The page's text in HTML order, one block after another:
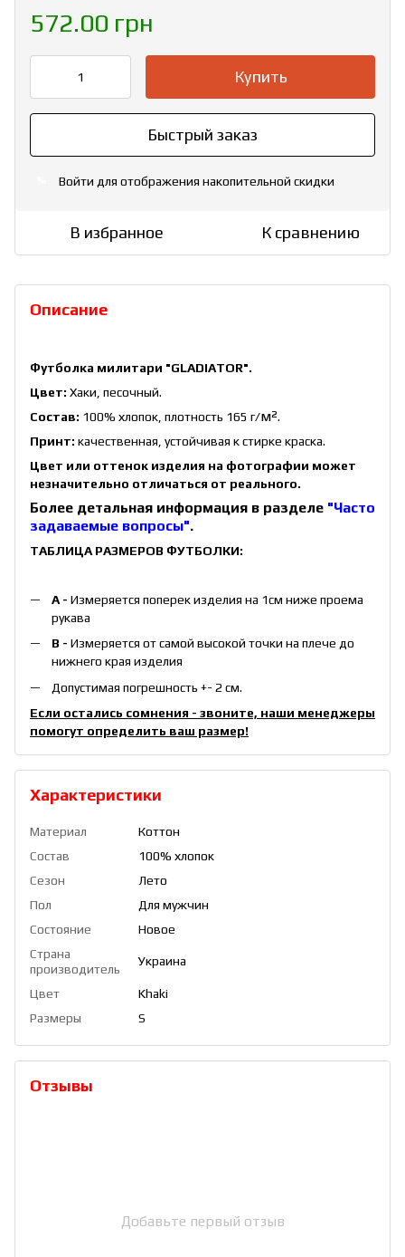
572.00 грн
Купить
Быстрый заказ
Войти для отображения накопительной скидки
В избранное К сравнению
Описание
Футболка милитари "GLADIATOR".
Цвет: Хаки, песочный.
Состав: 100% хлопок, плотность 165 г/м².
Принт: качественная, устойчивая к стирке краска.
Цвет или оттенок изделия на фотографии может
незначительно отличаться от реального.
Более детальная информация в разделе "Часто
задаваемые вопросы".
ТАБЛИЦА РАЗМЕРОВ ФУТБОЛКИ:
A - Измеряется поперек изделия на 1см ниже проема
рукава
B - Измеряется от самой высокой точки на плече до
нижнего края изделия
Допустимая погрешность +- 2 см.
Если остались сомнения - звоните, наши менеджеры
помогут определить ваш размер!
Характеристики
Материал
Коттон
Состав
100% хлопок
Сезон
Лето
Пол
Для мужчин
Состояние
Новое
Страна
производитель
Украина
Цвет
Khaki
Размеры
S
Отзывы
Добавьте первый отзыв